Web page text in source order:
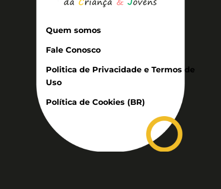
Quem somos
Fale Conosco
Politica de Privacidade e Termos de
Uso
Política de Cookies (BR)